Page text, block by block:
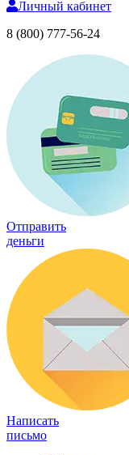
Личный кабинет
8 (800) 777-56-24
Отправить
деньги
Написать
письмо